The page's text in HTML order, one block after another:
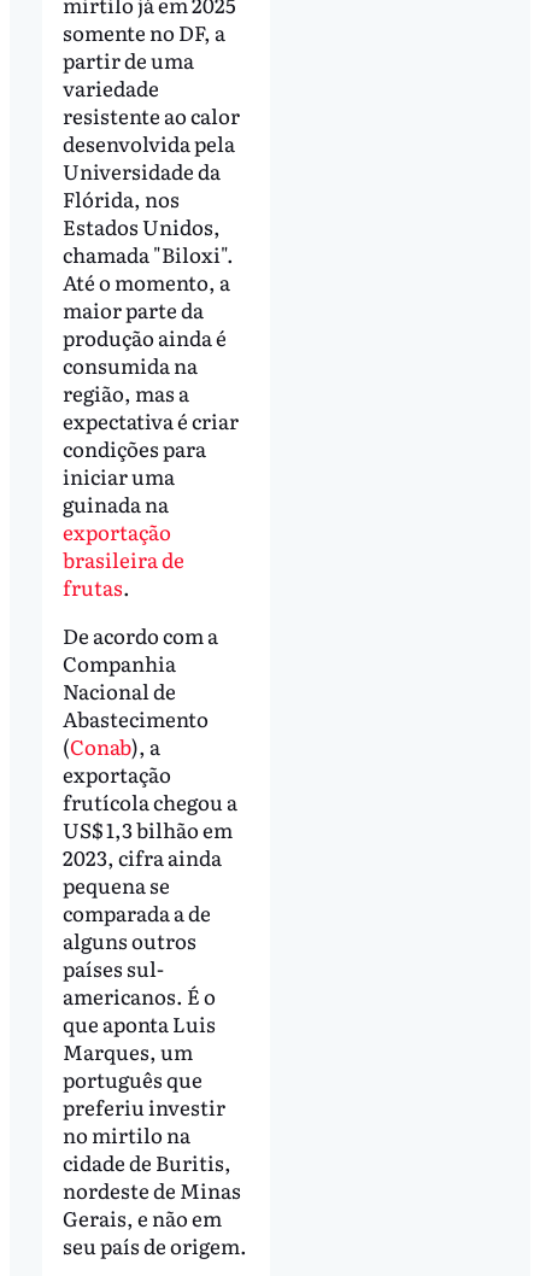
somente no DF, a
partir de uma
variedade
resistente ao calor
desenvolvida pela
Universidade da
Flórida, nos
Estados Unidos,
chamada "Biloxi".
Até o momento, a
maior parte da
produção ainda é
consumida na
região, mas a
expectativa é criar
condições para
iniciar uma
guinada na
exportação
brasileira de
frutas.
De acordo com a
Companhia
Nacional de
Abastecimento
(Conab), a
exportação
frutícola chegou a
US$ 1,3 bilhão em
2023, cifra ainda
pequena se
comparada a de
alguns outros
países sul-
americanos. É o
que aponta Luis
Marques, um
português que
preferiu investir
no mirtilo na
cidade de Buritis,
nordeste de Minas
Gerais, e não em
seu país de origem.